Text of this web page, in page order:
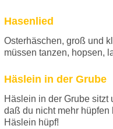
Hasenlied
Osterhäschen, groß und
müssen tanzen, hopsen,
Häslein in der Grube
Häslein in der Grube sitzt
daß du nicht mehr
Häslein hüpf!